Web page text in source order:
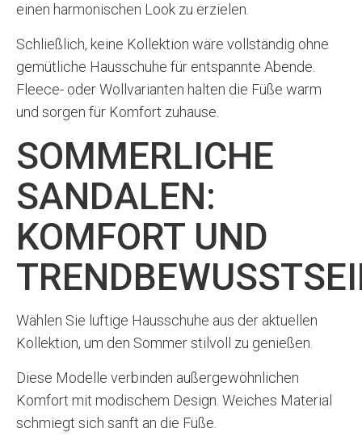
einen harmonischen Look zu erzielen.
Schließlich, keine Kollektion wäre vollständig ohne
gemütliche Hausschuhe für entspannte Abende.
Fleece- oder Wollvarianten halten die Füße warm
und sorgen für Komfort zuhause.
SOMMERLICHE
SANDALEN:
KOMFORT UND
Wählen Sie luftige Hausschuhe aus der aktuellen
Kollektion, um den Sommer stilvoll zu genießen.
Diese Modelle verbinden außergewöhnlichen
Komfort mit modischem Design. Weiches Material
schmiegt sich sanft an die Füße.